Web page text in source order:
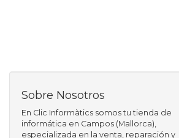
Sobre Nosotros
En Clic Informàtics somos tu tienda de
informática en Campos (Mallorca),
especializada en la venta, reparación y